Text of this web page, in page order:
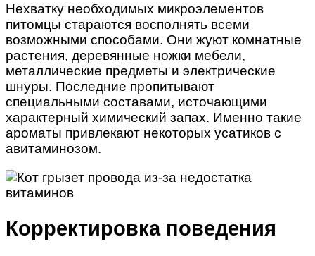
Нехватку необходимых микроэлементов
питомцы стараются восполнять всеми
возможными способами. Они жуют комнатные
растения, деревянные ножки мебели,
металлические предметы и электрические
шнуры. Последние пропитывают
специальными составами, источающими
характерный химический запах. Именно такие
ароматы привлекают некоторых усатиков с
авитаминозом.
Корректировка поведения